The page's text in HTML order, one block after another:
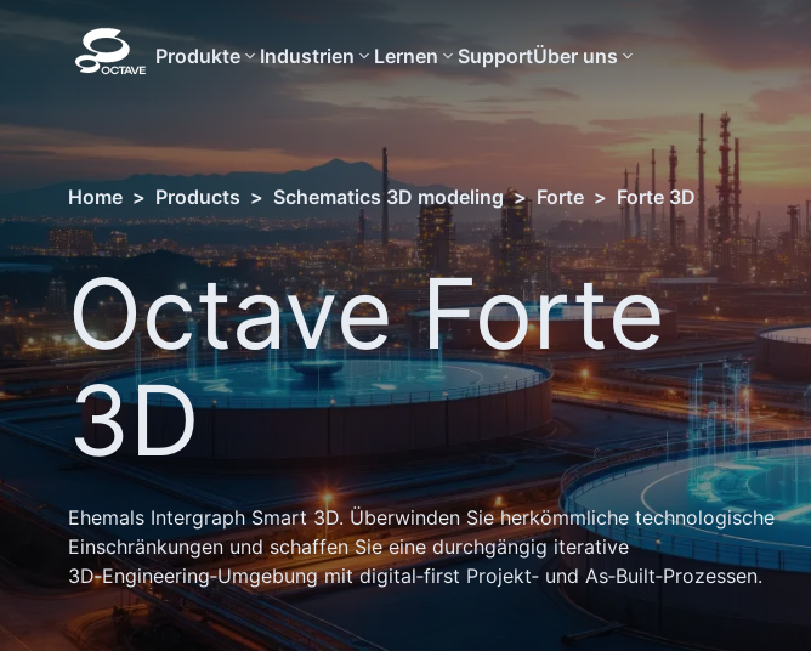
Produkte Industrien Lernen SupportÜber uns
Home > Products > Schematics 3D modeling > Forte > Forte 3D
Octave Forte
3D
Ehemals Intergraph Smart 3D. Überwinden Sie herkömmliche technologische
Einschränkungen und schaffen Sie eine durchgängig iterative
3D‑Engineering‑Umgebung mit digital‑first Projekt‑ und As‑Built‑Prozessen.